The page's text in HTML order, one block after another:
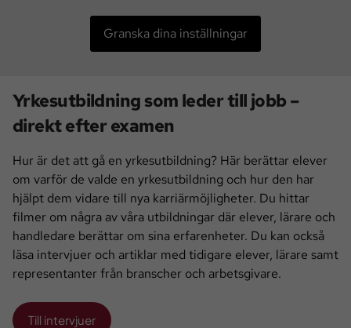
Granska dina inställningar
Yrkesutbildning som leder till jobb –
direkt efter examen
Hur är det att gå en yrkesutbildning? Här berättar elever
om varför de valde en yrkesutbildning och hur den har
hjälpt dem vidare till nya karriärmöjligheter. Du hittar
filmer om några av våra utbildningar där elever, lärare och
handledare berättar om sina erfarenheter. Du kan också
läsa intervjuer och artiklar med tidigare elever, lärare samt
representanter från branscher och arbetsgivare.
Till intervjuer